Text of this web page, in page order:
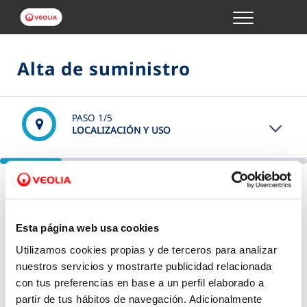
Esta página web usa cookies
Utilizamos cookies propias y de terceros para analizar
nuestros servicios y mostrarte publicidad relacionada
con tus preferencias en base a un perfil elaborado a
partir de tus hábitos de navegación. Adicionalmente
Menu
TU SERVICIO
VER TODAS LAS GESTIONES
TU AGUA
VER TODAS LAS GESTIONES
CONÓCENOS
Alta de suministro
PASO 1/5
LOCALIZACIÓN Y USO
¿Dónde deseas realizar el alta?
Dirección*